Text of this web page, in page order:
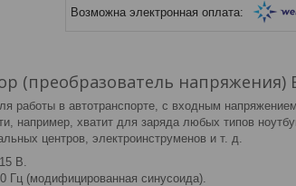
напряжения)
работы в автотранспорте, с входным
например, хватит для заряда любых типов
центров, электроинструменов и т. д.
В.
Гц (модифицированная синусоида).